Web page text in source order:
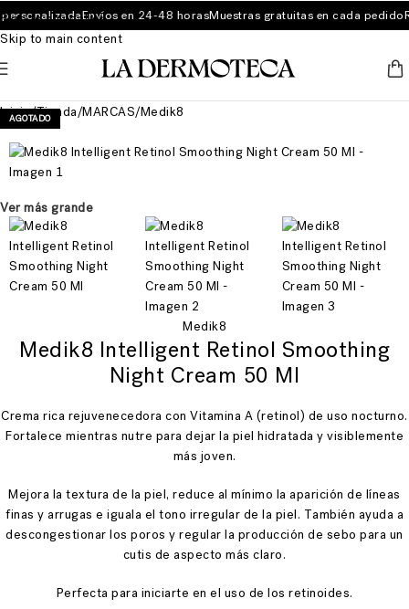
Skip to navigation
Skip to main content
Envíos en 24-48 horasMuestras gratuitas en cada pedido
Inicio/Tienda/MARCAS/Medik8
AGOTADO
Ver más grande
Medik8
Medik8 Intelligent Retinol Smoothing
Night Cream 50 Ml
Cremarica rejuvenecedora con Vitamina A (retinol) de uso nocturno.
Fortalece mientras nutre para dejar la piel hidratada y visiblemente
más joven.
Mejora la textura de la piel, reduce al mínimo la aparición de líneas
finas y arrugas e iguala el tono irregular de la piel. También ayuda a
descongestionar los poros y regular la producción de sebo para un
cutis de aspecto más claro.
Perfecta para iniciarte en el uso de los retinoides.